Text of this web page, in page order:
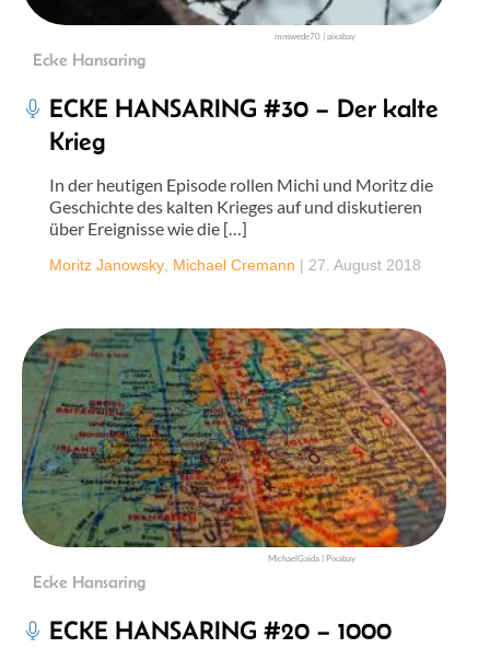
mnswede70 | pixabay
Ecke Hansaring
ECKE HANSARING #30 – Der kalte
Krieg
In der heutigen Episode rollen Michi und Moritz die
Geschichte des kalten Krieges auf und diskutieren
über Ereignisse wie die […]
Moritz Janowsky Michael Cremann | 27. August 2018
MichaelGaida | Pixabay
Ecke Hansaring
ECKE HANSARING #20 – 1000